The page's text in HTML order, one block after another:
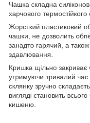
Чашка складна
харчового термостійкого
Жорсткий пластиковий
чашки, не дозволить
занадто гарячий, а також
здавлювання.
Кришка щільно закриває
утримуючи тривалий
склянку зручно
вигляді становить
кишеню.